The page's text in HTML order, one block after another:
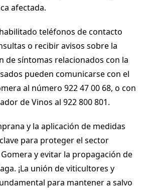
afectada.
teléfonos de contacto
o recibir avisos sobre la
de síntomas relacionados con la
pueden comunicarse con el
al número 922 47 00 68, o con
de Vinos al 922 800 801.
y la aplicación de medidas
para proteger el sector
y evitar la propagación de
¡La unión de viticultores y
para mantener a salvo